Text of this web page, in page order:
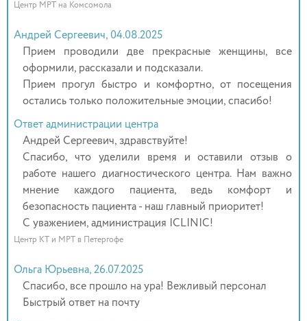
Центр МРТ на Комсомола
Андрей Сергеевич, 04.08.2025
Прием проводили две прекрасные женщины, все
оформили, рассказали и подсказали.
Прием прогул быстро и комфортно, от посещения
остались только положительные эмоции, спасибо!
Ответ администрации центра
Андрей Сергеевич, здравствуйте!
Спасибо, что уделили время и оставили отзыв о
работе нашего диагностического центра. Нам важно
мнение каждого пациента, ведь комфорт и
безопасность пациента - наш главный приоритет!
С уважением, администрация ICLINIC!
Центр КТ и МРТ в Петергофе
Ольга Юрьевна, 26.07.2025
Спасибо, все прошло на ура! Вежливый персонал
Быстрый ответ на почту